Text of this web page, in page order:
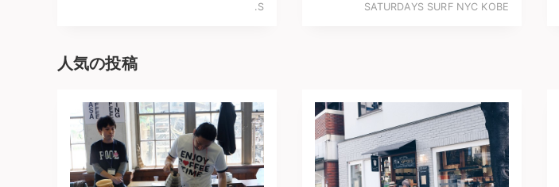
.S SATURDAYS SURF NYC KOBE
人気の投稿